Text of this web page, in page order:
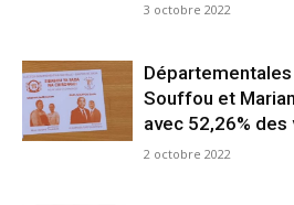
3 octobre 2022
Souffou et
avec 52,26% des
2 octobre 2022